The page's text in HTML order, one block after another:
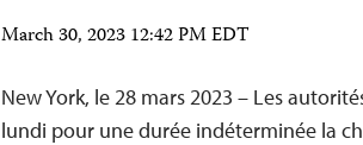
March 30, 2023 12:42 PM EDT
New York, le 28 mars 2023 – Les
lundi pour une durée indéterminée la